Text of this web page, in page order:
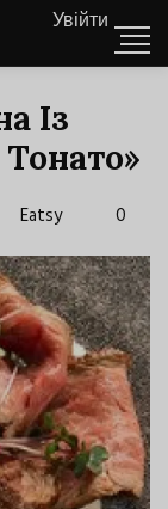
Увійти
Із
Eatsy 0